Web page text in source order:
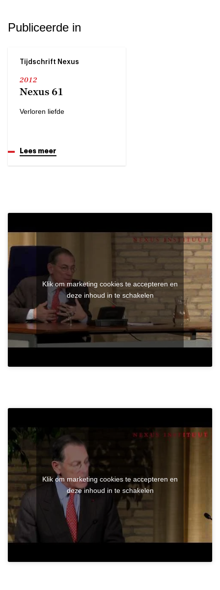
Publiceerde in
Tijdschrift Nexus
2012
Nexus 61
Verloren liefde
Lees meer
Klik om marketing cookies te accepteren en
deze inhoud in te schakelen
Klik om marketing cookies te accepteren en
deze inhoud in te schakelen